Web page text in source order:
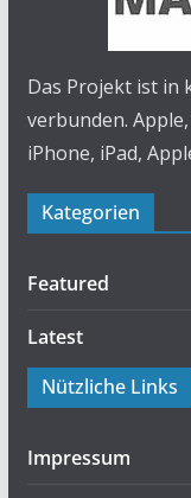
Das Projekt ist in
verbunden.
iPhone, iPad,
Kategorien
Featured
Latest
Nützliche Links
Impressum